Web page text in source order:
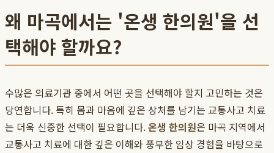
왜 마곡에서는 '온생 한의원'을 선
택해야 할까요?
수많은 의료기관 중에서 어떤 곳을 선택해야 할지 고민하는 것은
당연합니다. 특히 몸과 마음에 깊은 상처를 남기는 교통사고 치료
는 더욱 신중한 선택이 필요합니다.온생 한의원은 마곡 지역에서
교통사고 치료에 대한 깊은 이해와 풍부한 임상 경험을 바탕으로